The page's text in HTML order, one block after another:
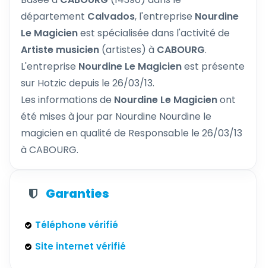
département Calvados, l'entreprise Nourdine
Le Magicienest spécialisée dans l'activité de
Artiste musicien (artistes) à CABOURG.
L'entreprise Nourdine Le Magicienest présente
sur Hotzic depuis le 26/03/13.
Les informations de Nourdine Le Magicienont
été mises à jour par Nourdine Nourdine le
magicien en qualité de Responsable le 26/03/13
à CABOURG.
Garanties
Téléphone vérifié
Site internet vérifié